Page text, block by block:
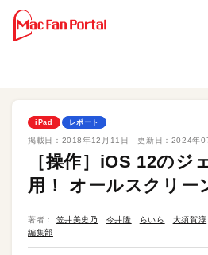
iPad レポート
掲載日： 2018年12月11日 更新日： 2024年
［操作］iOS 12のジ
用！ オールスクリー
著者： 笠井美史乃 今井隆 らいら 大須賀淳
編集部